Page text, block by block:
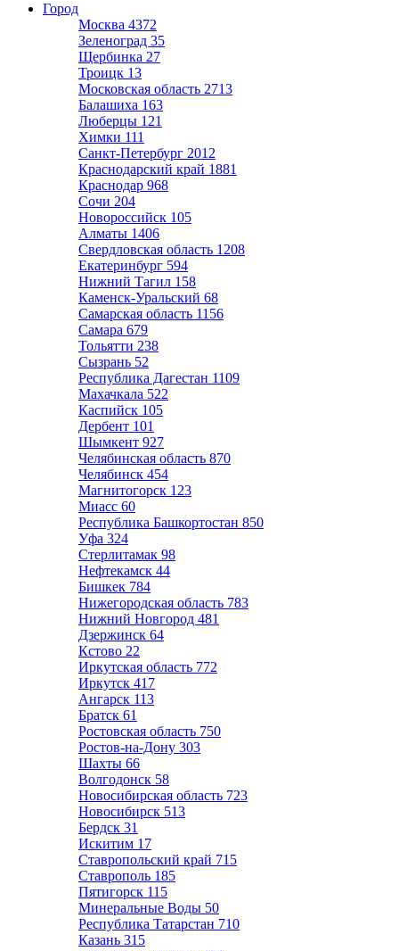
Город
Москва 4372
Зеленоград 35
Щербинка 27
Троицк 13
Московская область 2713
Балашиха 163
Люберцы 121
Химки 111
Санкт-Петербург 2012
Краснодарский край 1881
Краснодар 968
Сочи 204
Новороссийск 105
Алматы 1406
Свердловская область 1208
Екатеринбург 594
Нижний Тагил 158
Каменск-Уральский 68
Самарская область 1156
Самара 679
Тольятти 238
Сызрань 52
Республика Дагестан 1109
Махачкала 522
Каспийск 105
Дербент 101
Шымкент 927
Челябинская область 870
Челябинск 454
Магнитогорск 123
Миасс 60
Республика Башкортостан 850
Уфа 324
Стерлитамак 98
Нефтекамск 44
Бишкек 784
Нижегородская область 783
Нижний Новгород 481
Дзержинск 64
Кстово 22
Иркутская область 772
Иркутск 417
Ангарск 113
Братск 61
Ростовская область 750
Ростов-на-Дону 303
Шахты 66
Волгодонск 58
Новосибирская область 723
Новосибирск 513
Бердск 31
Искитим 17
Ставропольский край 715
Ставрополь 185
Пятигорск 115
Минеральные Воды 50
Республика Татарстан 710
Казань 315